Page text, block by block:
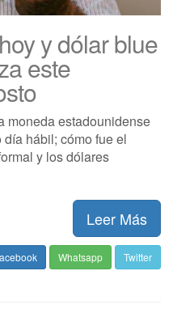
y dólar blue
este
moneda estadounidense
hábil; cómo fue el
y los dólares
Leer Más
Whatsapp Twitter